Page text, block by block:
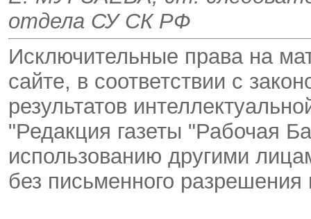
отдела СУ СК РФ
Исключительные права на
сайте, в соответствии с
результатов
"Редакция газеты "Рабочая
использованию другими
без письменного разрешения